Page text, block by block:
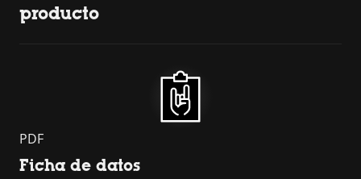
producto
PDF
Ficha de datos